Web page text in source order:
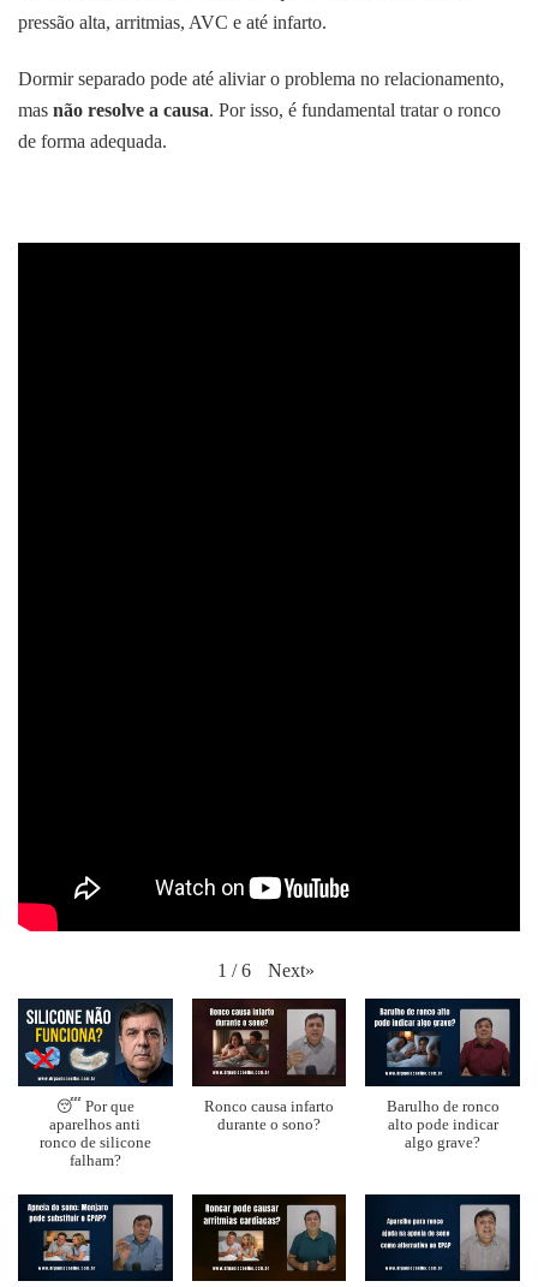
pressão alta, arritmias, AVC e até infarto.
Dormir separado pode até aliviar o problema no relacionamento,
mas não resolve a causa. Por isso, é fundamental tratar o ronco
de forma adequada.
1 / 6 Next»
😴 Por que
aparelhos anti
ronco de silicone
falham?
Ronco causa infarto
durante o sono?
Barulho de ronco
alto pode indicar
algo grave?